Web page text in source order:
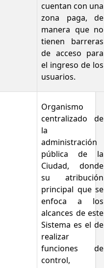
cuentan con una
zona paga, de
manera que no
tienen barreras
de acceso para
el ingreso de los
usuarios.
Organismo
centralizado de
la
administración
pública de la
Ciudad, donde
su atribución
principal que se
enfoca a los
alcances de este
Sistema es el de
realizar
funciones de
control,